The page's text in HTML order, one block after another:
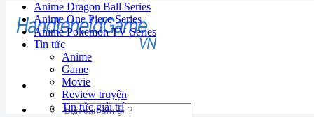
Anime Dragon Ball Series
Anime One Piece Series
Anime Pokemon TV Series
Tin tức
Anime
Game
Movie
Review truyện
Tin tức giải trí